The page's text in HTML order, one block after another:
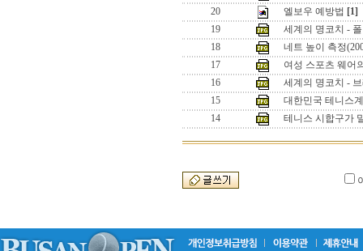
20
엘보우 예방법 [1]
19
세계의 명코치 -
18
네트 높이 측정
17
여성 스포츠 웨어
16
세계의 명코치 -
15
대한민국 테니스
14
테니스 시합구가